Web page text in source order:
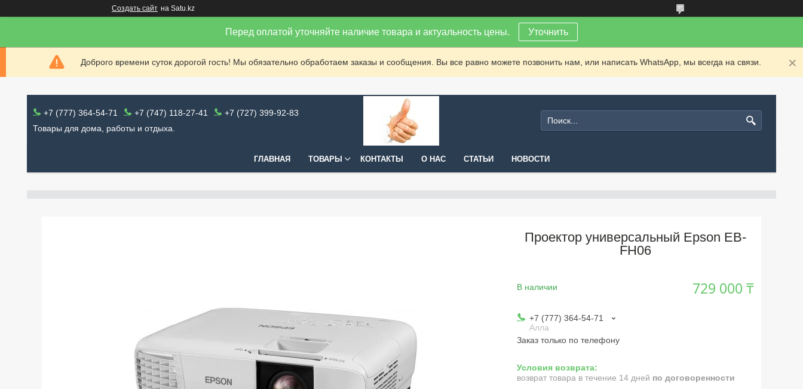
Создать сайт на Satu.kz
Перед оплатой уточняйте наличие товара и актуальность цены. Уточнить
Доброго времени суток дорогой гость! Мы обязательно обработаем заказы и сообщения. Вы все равно можете позвонить нам, или написать WhatsApp, мы всегда на связи.
+7 (777) 364-54-71 +7 (747) 118-27-41
+7 (727) 399-92-83
Товары для дома, работы и отдыха.
ГЛАВНАЯ ТОВАРЫ КОНТАКТЫ О НАС СТАТЬИ НОВОСТИ
Проектор универсальный Epson EB-
FH06
В наличии 729 000 ₸
+7 (777) 364-54-71
Алла
Заказ только по телефону
возврат товара в течение 14 дней по договоренности